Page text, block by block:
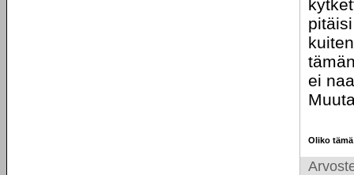
ei
Oliko